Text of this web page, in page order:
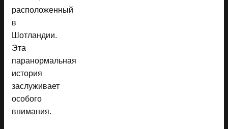
расположенный
в
Шотландии.
Эта
паранормальная
история
заслуживает
особого
внимания.